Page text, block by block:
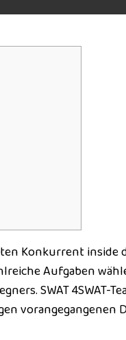
Konkurrent
Aufgaben
SWAT
vorangegangenen